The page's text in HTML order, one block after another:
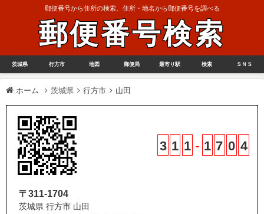
郵便番号から住所の検索、住所・地名から郵便番号を調べる
郵便番号検索
茨城県 行方市 地図 郵便局 最寄り駅 検索 ＳＮＳ
ホーム 茨城県 行方市 山田
3 1 1 - 1 7 0 4
〒311-1704
茨城県 行方市 山田